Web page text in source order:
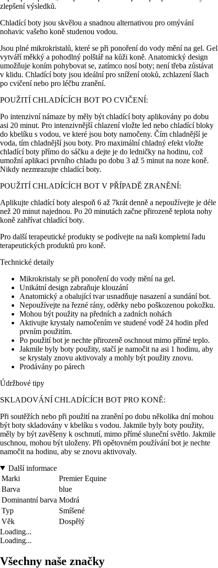
zlepšení výsledků.
Chladící boty jsou skvělou a snadnou alternativou pro omývání
nohavic vašeho koně studenou vodou.
Jsou plné mikrokristalů, které se při ponoření do vody mění na gel. Gel
vytváří měkký a pohodlný polštář na kůži koně. Anatomický design
umožňuje koním pohybovat se, zatímco nosí boty; není třeba zůstávat
v klidu. Chladící boty jsou ideální pro snížení otoků, zchlazení šlach
po cvičení nebo pro léčbu zranění.
POUŽITÍ CHLADÍCÍCH BOT PO CVIČENÍ:
Po intenzivní námaze by měly být chladící boty aplikovány po dobu
asi 20 minut. Pro intenzivnější chlazení vložte led nebo chladící bloky
do kbelíku s vodou, ve které jsou boty namočeny. Čím chladnější je
voda, tím chladnější jsou boty. Pro maximální chladný efekt vložte
chladící boty přímo do sáčku a dejte je do ledničky na hodinu, což
umožní aplikaci prvního chladu po dobu 3 až 5 minut na noze koně.
Nikdy nezmrazujte chladící boty.
POUŽITÍ CHLADÍCÍCH BOT V PŘÍPADĚ ZRANĚNÍ:
Aplikujte chladící boty alespoň 6 až 7krát denně a nepoužívejte je déle
než 20 minut najednou. Po 20 minutách začne přirozeně teplota nohy
koně zahřívat chladící boty.
Pro další terapeutické produkty se podívejte na naši kompletní řadu
terapeutických produktů pro koně.
Technické detaily
Mikrokristaly se při ponoření do vody mění na gel.
Unikátní design zabraňuje klouzání
Anatomický a obalující tvar usnadňuje nasazení a sundání bot.
Nepoužívejte na řezné rány, oděrky nebo poškozenou pokožku.
Mohou být použity na předních a zadních nohách
Aktivujte krystaly namočením ve studené vodě 24 hodin před
prvním použitím.
Po použití bot je nechte přirozeně oschnout mimo přímé teplo.
Jakmile byly boty použity, stačí je namočit na asi 1 hodinu, aby
se krystaly znovu aktivovaly a mohly být použity znovu.
Prodávány po párech
Údržbové tipy
SKLADOVÁNÍ CHLADÍCÍCH BOT PRO KONĚ:
Při soutěžích nebo při použití na zranění po dobu několika dní mohou
být boty skladovány v kbelíku s vodou. Jakmile byly boty použity,
měly by být zavěšeny k oschnutí, mimo přímé sluneční světlo. Jakmile
uschnou, mohou být uloženy. Při opětovném používání bot je nechte
namočit na hodinu, aby se znovu aktivovaly.
Další informace
Marki
Premier Equine
Barva
blue
Dominantní barva Modrá
Typ
Smíšené
Věk
Dospělý
Loading...
Loading...
Všechny naše značky